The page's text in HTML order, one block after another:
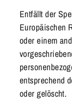
Entfällt der
Europäischen
oder einem
entsprechend
oder gelöscht.